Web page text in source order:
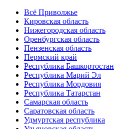
Всё Приволжье
Кировская область
Нижегородская область
Оренбургская область
Пензенская область
Пермский край
Республика Башкортостан
Республика Марий Эл
Республика Мордовия
Республика Татарстан
Самарская область
Саратовская область
Удмуртская республика